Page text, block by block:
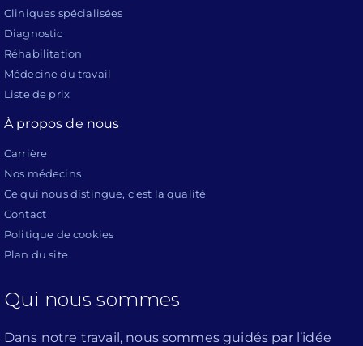
Cliniques spécialisées
Diagnostic
Réhabilitation
Médecine du travail
Liste de prix
À propos de nous
Carrière
Nos médecins
Ce qui nous distingue, c'est la qualité
Contact
Politique de cookies
Plan du site
Qui nous sommes
Dans notre travail, nous sommes guidés par l’idée